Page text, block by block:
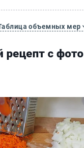
объемных мер
с фото